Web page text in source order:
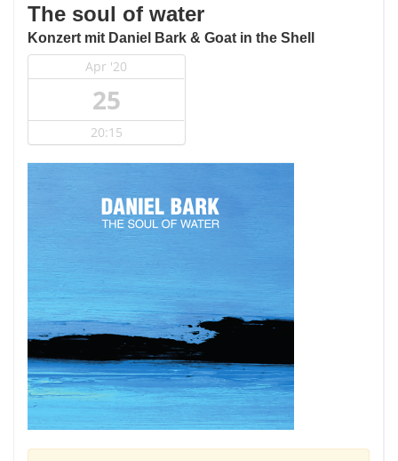
The soul of water
Konzert mit Daniel Bark & Goat in the Shell
Apr '20
25
20:15